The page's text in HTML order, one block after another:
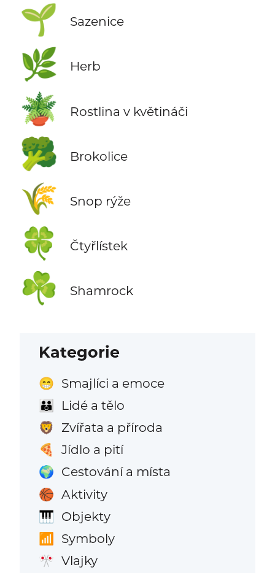
🌱 Sazenice
🌿 Herb
🪴 Rostlina v květináči
🥦 Brokolice
🌾 Snop rýže
🍀 Čtyřlístek
☘️ Shamrock
Kategorie
😁 Smajlíci a emoce
👪 Lidé a tělo
🦁 Zvířata a příroda
🍕 Jídlo a pití
🌍 Cestování a místa
🏀 Aktivity
🎹 Objekty
📶 Symboly
🎌 Vlajky